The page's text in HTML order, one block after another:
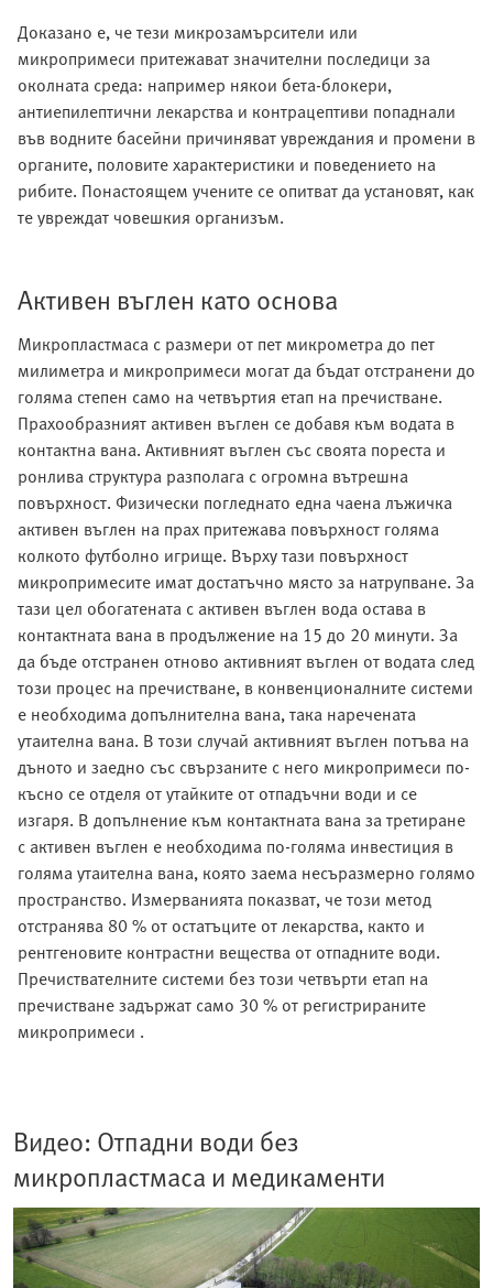
Доказано е, че тези микрозамърсители или
микропримеси притежават значителни последици за
околната среда: например някои бета-блокери,
антиепилептични лекарства и контрацептиви попаднали
във водните басейни причиняват увреждания и промени в
органите, половите характеристики и поведението на
рибите. Понастоящем учените се опитват да установят, как
те увреждат човешкия организъм.
Активен въглен като основа
Микропластмаса с размери от пет микрометра до пет
милиметра и микропримеси могат да бъдат отстранени до
голяма степен само на четвъртия етап на пречистване.
Прахообразният активен въглен се добавя към водата в
контактна вана. Активният въглен със своята пореста и
ронлива структура разполага с огромна вътрешна
повърхност. Физически погледнато една чаена лъжичка
активен въглен на прах притежава повърхност голяма
колкото футболно игрище. Върху тази повърхност
микропримесите имат достатъчно място за натрупване. За
тази цел обогатената с активен въглен вода остава в
контактната вана в продължение на 15 до 20 минути. За
да бъде отстранен отново активният въглен от водата след
този процес на пречистване, в конвенционалните системи
е необходима допълнителна вана, така наречената
утаителна вана. В този случай активният въглен потъва на
дъното и заедно със свързаните с него микропримеси по-
късно се отделя от утайките от отпадъчни води и се
изгаря. В допълнение към контактната вана за третиране
с активен въглен е необходима по-голяма инвестиция в
голяма утаителна вана, която заема несъразмерно голямо
пространство. Измерванията показват, че този метод
отстранява 80 % от остатъците от лекарства, както и
рентгеновите контрастни вещества от отпадните води.
Пречиствателните системи без този четвърти етап на
пречистване задържат само 30 % от регистрираните
микропримеси .
Видео: Отпадни води без
микропластмаса и медикаменти